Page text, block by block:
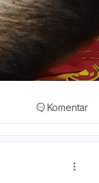
Komentar